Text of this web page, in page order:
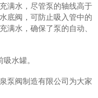
满水，尽管泵的轴线高于
底阀，可防止吸入管中的
满水，确保了泵的自动、
水罐。
阀制造有限公司为大家